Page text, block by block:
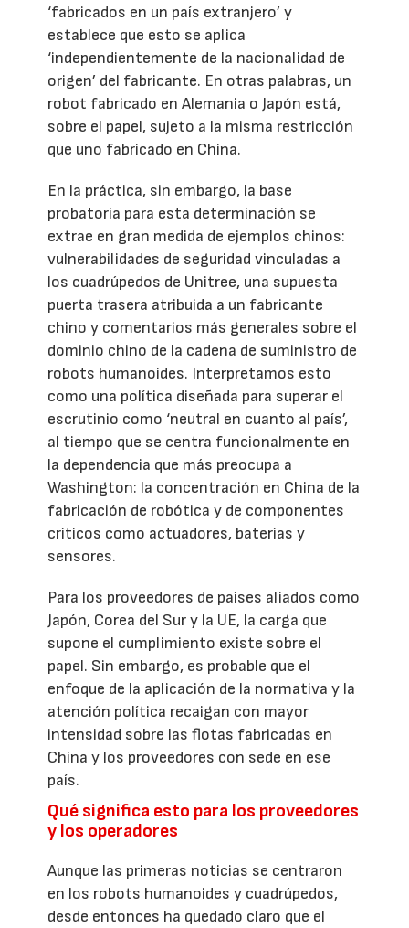
‘fabricados en un país extranjero’ y
establece que esto se aplica
‘independientemente de la nacionalidad de
origen’ del fabricante. En otras palabras, un
robot fabricado en Alemania o Japón está,
sobre el papel, sujeto a la misma restricción
que uno fabricado en China.
En la práctica, sin embargo, la base
probatoria para esta determinación se
extrae en gran medida de ejemplos chinos:
vulnerabilidades de seguridad vinculadas a
los cuadrúpedos de Unitree, una supuesta
puerta trasera atribuida a un fabricante
chino y comentarios más generales sobre el
dominio chino de la cadena de suministro de
robots humanoides. Interpretamos esto
como una política diseñada para superar el
escrutinio como ‘neutral en cuanto al país’,
al tiempo que se centra funcionalmente en
la dependencia que más preocupa a
Washington: la concentración en China de la
fabricación de robótica y de componentes
críticos como actuadores, baterías y
sensores.
Para los proveedores de países aliados como
Japón, Corea del Sur y la UE, la carga que
supone el cumplimiento existe sobre el
papel. Sin embargo, es probable que el
enfoque de la aplicación de la normativa y la
atención política recaigan con mayor
intensidad sobre las flotas fabricadas en
China y los proveedores con sede en ese
país.
Qué significa esto para los proveedores
y los operadores
Aunque las primeras noticias se centraron
en los robots humanoides y cuadrúpedos,
desde entonces ha quedado claro que el